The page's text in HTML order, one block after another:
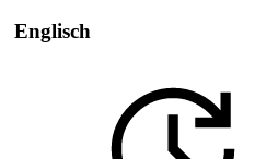
Englisch